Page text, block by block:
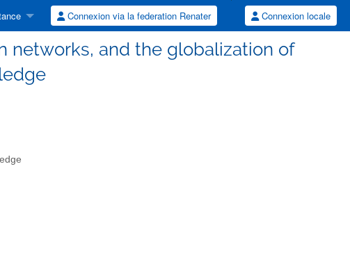
Connexion via la federation Renater Connexion locale
networks, and the globalization of